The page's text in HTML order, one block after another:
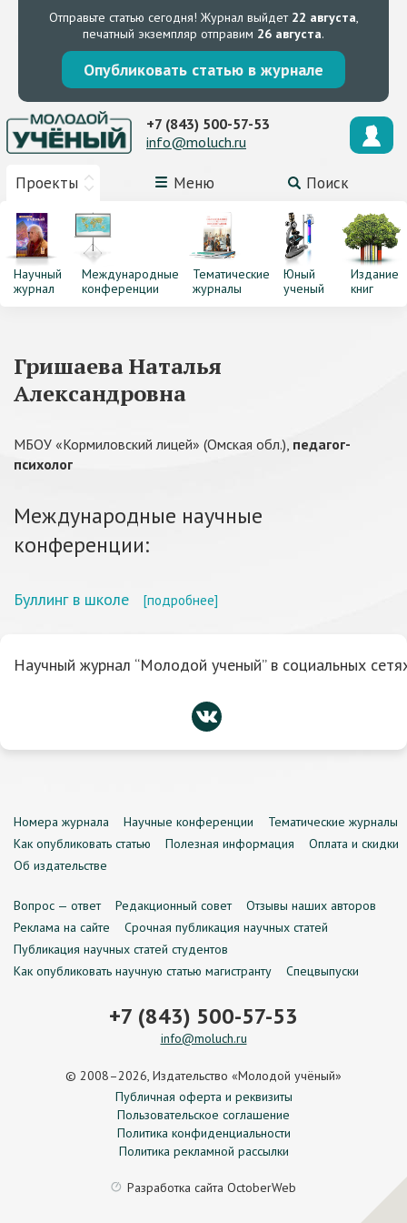
Отправьте статью сегодня! Журнал выйдет 22 августа,
печатный экземпляр отправим 26 августа.
Опубликовать статью в журнале
Проекты Меню Поиск
+7 (843) 500-57-53
info@moluch.ru
Научный
журнал
Международные
конференции
Тематические
журналы
Юный
ученый
Издание
книг
Гришаева Наталья
Александровна
МБОУ «Кормиловский лицей» (Омская обл.), педагог-
психолог
Международные научные
конференции:
Буллинг в школе [подробнее]
Научный журнал “Молодой ученый” в социальных
Номера журнала Научные конференции
Тематические журналы
Как опубликовать статью
Полезная информация
Оплата и скидки
Об издательстве
Вопрос — ответ Редакционный совет
Отзывы наших авторов
Реклама на сайте
Срочная публикация научных статей
Публикация научных статей студентов
Как опубликовать научную статью магистранту
Спецвыпуски
+7 (843) 500-57-53
info@moluch.ru
© 2008–2026, Издательство «Молодой учёный»
Публичная оферта и реквизиты
Пользовательское соглашение
Политика конфиденциальности
Политика рекламной рассылки
Разработка сайта OctoberWeb